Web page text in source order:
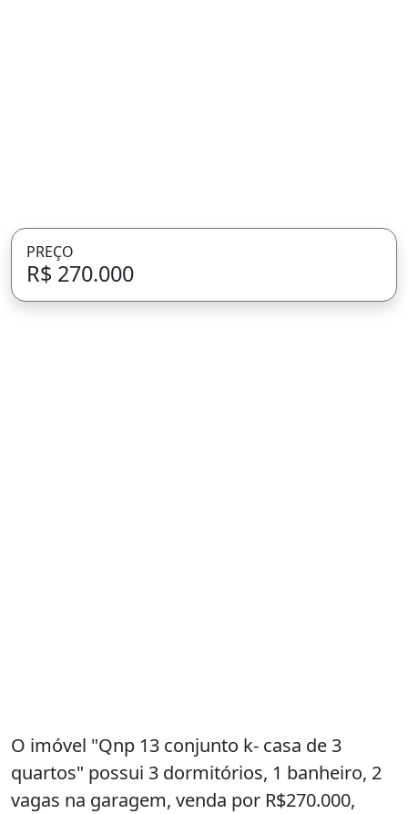
PREÇO
R$ 270.000
O imóvel "Qnp 13 conjunto k- casa de 3
quartos" possui 3 dormitórios, 1 banheiro, 2
vagas na garagem, venda por R$270.000,